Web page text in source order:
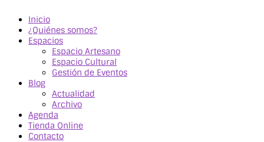
Inicio
¿Quiénes somos?
Espacios
Espacio Artesano
Espacio Cultural
Gestión de Eventos
Blog
Actualidad
Archivo
Agenda
Tienda Online
Contacto